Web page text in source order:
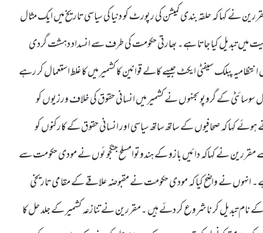
نے کہا کہ حلقہ بندی کمیشن کی رپورٹ کو دنیا کی سیاسی تاریخ میں ایک مثال
میں تبدیل کیا جاتا ہے۔ بھارتی حکومت کی طرف سے انسداد دہشت گردی
پبلک سیفٹی ایکٹ جیسے کالے قوانین کا کشمیر میں کا غلط استعمال کر رہے
کے گروپوںجنہوں نے کشمیر میں انسانی حقوق کی خلاف ورزیوں کو
کہا کہ صحافیوں کے ساتھ ساتھ سیاسی اور انسانی حقوق کے کارکنوں کو
نے کہاکہ دائیں بازو کے ہندوتوامسلح جنگجو ئوں نے مودی حکومت سے
ہے۔ انہوں نے واضح کیا کہ مودی حکومت نے مقبوضہ علاقے کے مقامی تاریخی
تبدیل کر نا شروع کر دئے ہیں ۔مقررین نے تنازعہ کشمیر کے جلد حل کا